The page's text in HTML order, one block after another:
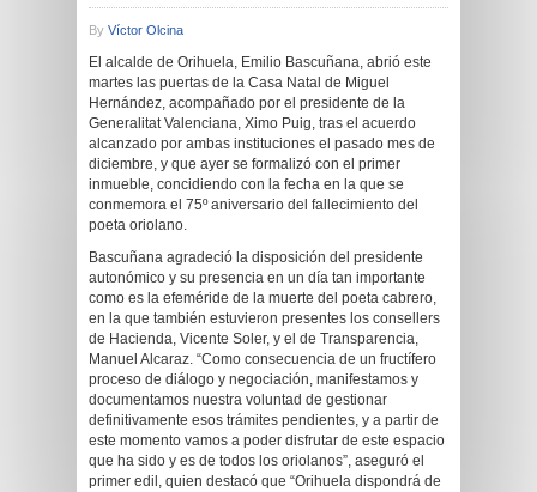
By Víctor Olcina
El alcalde de Orihuela, Emilio Bascuñana, abrió este
martes las puertas de la Casa Natal de Miguel
Hernández, acompañado por el presidente de la
Generalitat Valenciana, Ximo Puig, tras el acuerdo
alcanzado por ambas instituciones el pasado mes de
diciembre, y que ayer se formalizó con el primer
inmueble, concidiendo con la fecha en la que se
conmemora el 75º aniversario del fallecimiento del
poeta oriolano.
Bascuñana agradeció la disposición del presidente
autonómico y su presencia en un día tan importante
como es la efeméride de la muerte del poeta cabrero,
en la que también estuvieron presentes los consellers
de Hacienda, Vicente Soler, y el de Transparencia,
Manuel Alcaraz. “Como consecuencia de un fructífero
proceso de diálogo y negociación, manifestamos y
documentamos nuestra voluntad de gestionar
definitivamente esos trámites pendientes, y a partir de
este momento vamos a poder disfrutar de este espacio
que ha sido y es de todos los oriolanos”, aseguró el
primer edil, quien destacó que “Orihuela dispondrá de